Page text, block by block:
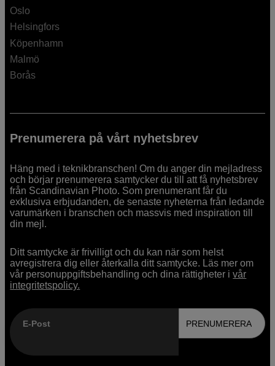
Oslo
Helsingfors
Köpenhamn
Malmö
Borås
Prenumerera på vårt nyhetsbrev
Häng med i teknikbranschen! Om du anger din mejladress
och börjar prenumerera samtycker du till att få nyhetsbrev
från Scandinavian Photo. Som prenumerant får du
exklusiva erbjudanden, de senaste nyheterna från ledande
varumärken i branschen och massvis med inspiration till
din mejl.
Ditt samtycke är frivilligt och du kan när som helst
avregistrera dig eller återkalla ditt samtycke. Läs mer om
vår personuppgiftsbehandling och dina rättigheter ivår
integritetspolicy.
E-Post PRENUMERERA